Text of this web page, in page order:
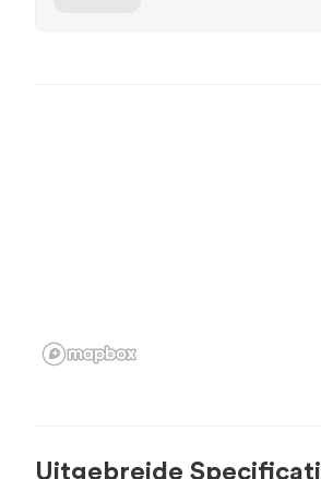
Uitgebreide